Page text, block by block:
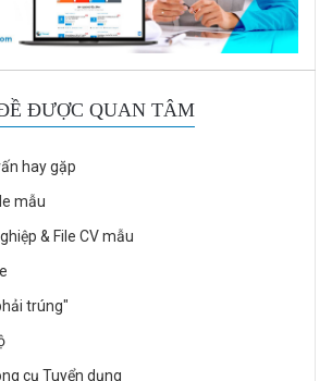
ĐƯỢC QUAN TÂM
hay gặp
mẫu
& File CV mẫu
trúng"
cụ Tuyển dụng